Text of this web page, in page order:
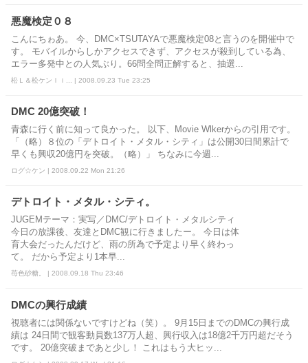
悪魔検定０８
こんにちゎあ。 今、DMC×TSUTAYAで悪魔検定08と言うのを開催中で
す。 モバイルからしかアクセスできず、アクセスが殺到している為、
エラー多発中との人気ぶり。66問全問正解すると、抽選...
松Ｌ＆松ケンｌｉ... | 2008.09.23 Tue 23:25
DMC 20億突破！
青森に行く前に知って良かった。 以下、Movie Wlkerからの引用です。
「（略）８位の「デトロイト・メタル・シティ」は公開30日間累計で
早くも興収20億円を突破。（略）」 ちなみに今週...
ログ☆ケン | 2008.09.22 Mon 21:26
デトロイト・メタル・シティ。
JUGEMテーマ：実写／DMC/デトロイト・メタルシティ
今日の放課後、友達とDMC観に行きましたー。 今日は体
育大会だったんだけど、雨の所為で予定より早く終わっ
て。 だから予定より1本早...
苺色砂糖。 | 2008.09.18 Thu 23:46
DMCの興行成績
視聴者には関係ないですけどね（笑）。 9月15日までのDMCの興行成
績は 24日間で観客動員数137万人超、興行収入は18億2千万円超だそう
です。 20億突破まであと少し！ これはもう大ヒッ...